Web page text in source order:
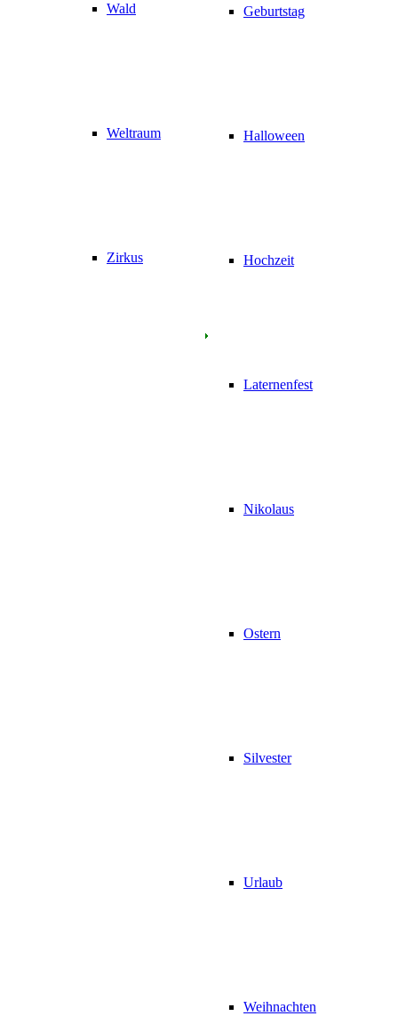
Wald
Weltraum
Zirkus
Geburtstag
Halloween
Hochzeit
Laternenfest
Nikolaus
Ostern
Silvester
Urlaub
Weihnachten